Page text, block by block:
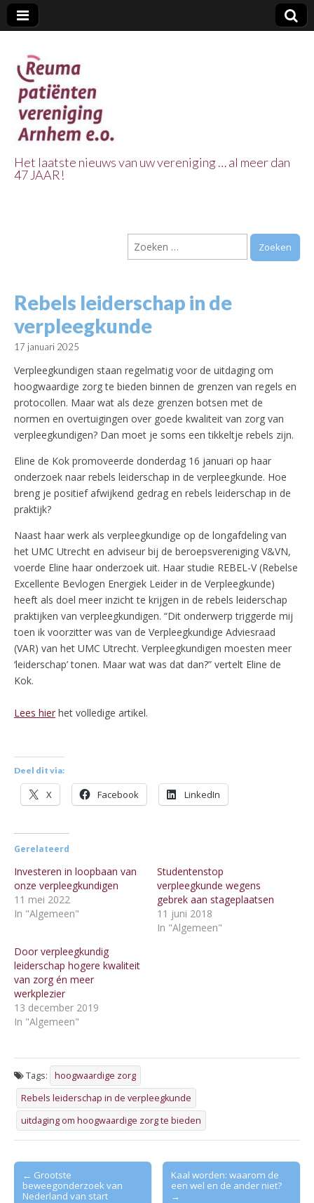
Vereniging
Arnhem e.o.
Het laatste nieuws van uw vereniging … al meer dan
47 JAAR!
Zoeken
naar:
Rebels leiderschap in de
verpleegkunde
17 januari 2025
Verpleegkundigen staan regelmatig voor de uitdaging om
hoogwaardige zorg te bieden binnen de grenzen van regels en
protocollen. Maar wat als deze grenzen botsen met de
normen en overtuigingen over goede kwaliteit van zorg van
verpleegkundigen? Dan moet je soms een tikkeltje rebels zijn.
Eline de Kok promoveerde donderdag 16 januari op haar
onderzoek naar rebels leiderschap in de verpleegkunde. Hoe
breng je positief afwijkend gedrag en rebels leiderschap in de
praktijk?
Naast haar werk als verpleegkundige op de longafdeling van
het UMC Utrecht en adviseur bij de beroepsvereniging V&VN,
voerde Eline haar onderzoek uit. Haar studie REBEL-V (Rebelse
Excellente Bevlogen Energiek Leider in de Verpleegkunde)
heeft als doel meer inzicht te krijgen in de rebels leiderschap
praktijken van verpleegkundigen. “Dit onderwerp triggerde mij
toen ik voorzitter was van de Verpleegkundige Adviesraad
(VAR) van het UMC Utrecht. Verpleegkundigen moesten meer
‘leiderschap’ tonen. Maar wat was dat dan?” vertelt Eline de
Kok.
Lees hier het volledige artikel.
Deel dit via:
X Facebook LinkedIn
Gerelateerd
Investeren in loopbaan van
onze verpleegkundigen
11 mei 2022
In "Algemeen"
Studentenstop
verpleegkunde wegens
gebrek aan stageplaatsen
11 juni 2018
In "Algemeen"
Door verpleegkundig
leiderschap hogere kwaliteit
van zorg én meer
werkplezier
13 december 2019
In "Algemeen"
Tags:
hoogwaardige zorg
Rebels leiderschap in de verpleegkunde
uitdaging om hoogwaardige zorg te bieden
Post
navigation
← Grootste
beweegonderzoek van
Nederland van start
Kaal worden: waarom de
een wel en de ander niet?
→